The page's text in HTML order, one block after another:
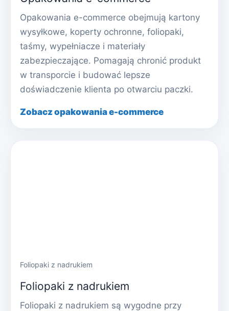
Opakowania e-commerce obejmują kartony
wysyłkowe, koperty ochronne, foliopaki,
taśmy, wypełniacze i materiały
zabezpieczające. Pomagają chronić produkt
w transporcie i budować lepsze
doświadczenie klienta po otwarciu paczki.
Zobacz opakowania e-commerce
Foliopaki z nadrukiem
Foliopaki z nadrukiem
Foliopaki z nadrukiem są wygodne przy